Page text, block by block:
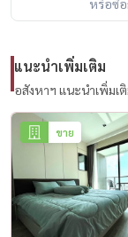
⭐️ Down payment
Size 30 sq.m. 3rd
Selling price only
Direct installment to
▪️ Year 1-3,
▪️ Year 4-5,
หรือซื้อ
แนะนำเพิ่มเติม
อสังหาฯ แนะนำเพิ่ม
ขาย